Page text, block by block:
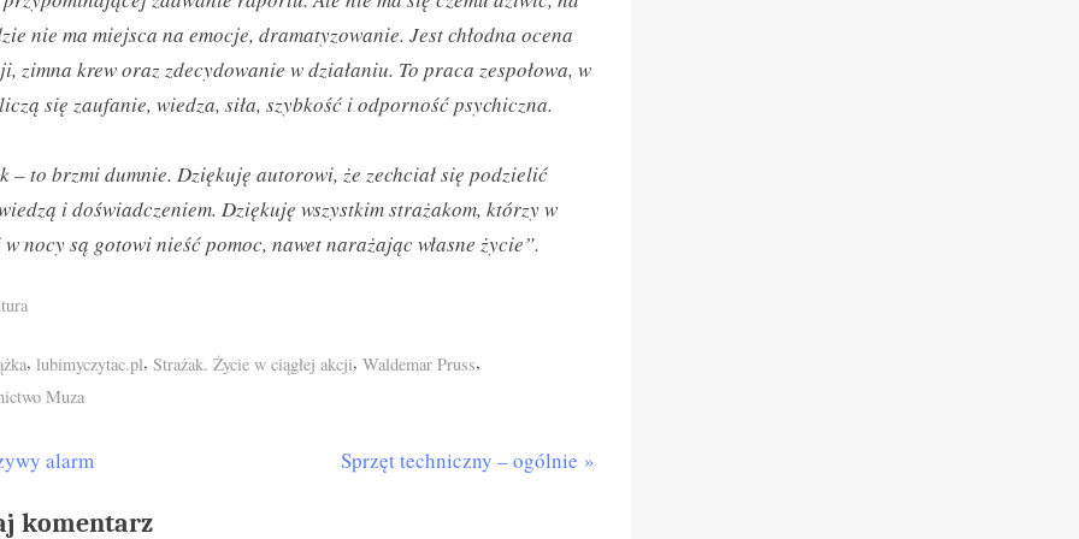
nie ma miejsca na emocje, dramatyzowanie. Jest chłodna ocena
zimna krew oraz zdecydowanie w działaniu. To praca zespołowa, w
się zaufanie, wiedza, siła, szybkość i odporność psychiczna.
– to brzmi dumnie. Dziękuję autorowi, że zechciał się podzielić
i doświadczeniem. Dziękuję wszystkim strażakom, którzy w
nocy są gotowi nieść pomoc, nawet narażając własne życie”.
, lubimyczytac.pl, Strażak. Życie w ciągłej akcji, Waldemar Pruss,
Muza
alarm
N
Sprzęt techniczny – ogólnie
komentarz